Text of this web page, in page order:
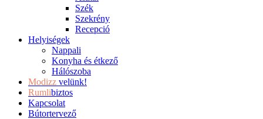
Szék
Szekrény
Recepció
Helyiségek
Nappali
Konyha és étkező
Hálószoba
Modizz velünk!
Rumlibiztos
Kapcsolat
Bútortervező